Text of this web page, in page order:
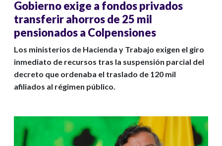
Gobierno exige a fondos privados
transferir ahorros de 25 mil
pensionados a Colpensiones
Los ministerios de Hacienda y Trabajo exigen el giro
inmediato de recursos tras la suspensión parcial del
decreto que ordenaba el traslado de 120 mil
afiliados al régimen público.